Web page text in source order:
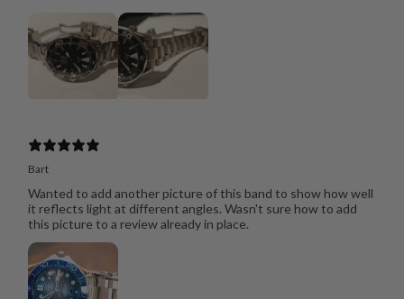
Bart
Wanted to add another picture of this band to show how well
it reflects light at different angles. Wasn't sure how to add
this picture to a review already in place.